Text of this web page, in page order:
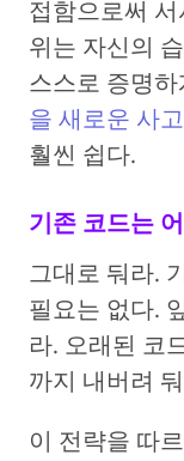
접함으로써
위는 자신의
스스로 증명
을 새로운 사
훨씬 쉽다.
기존 코드는
그대로 둬라.
필요는 없다.
라. 오래된 코
까지 내버려
이 전략을 따